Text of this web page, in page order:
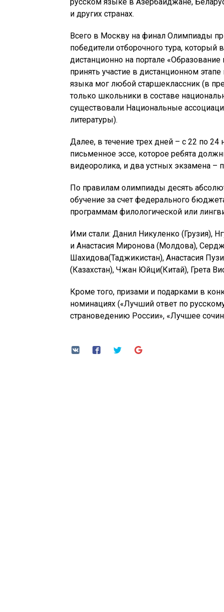
русском языке в Азербайджане,
и других странах.
Всего в Москву на финал Олимпиады
победители отборочного тура,
дистанционно на портале
принять участие в дистанционном
языка мог любой старшеклассник (в
только школьники в составе
существовали Национальные
литературы).
Далее, в течение трех дней – с 22 по
письменное эссе, которое ребята
видеоролика, и два устных экзамена –
По правилам олимпиады десять
обучение за счет федерального
программам филологической или
Ими стали: Данил Никуленко (Грузия),
и Анастасия Миронова (Молдова),
Шахидова(Таджикистан), Анастасия
(Казахстан), Чжан Юйци(Китай), Грета
Кроме того, призами и подарками в
номинациях («Лучший ответ по
страноведению России», «Лучшее